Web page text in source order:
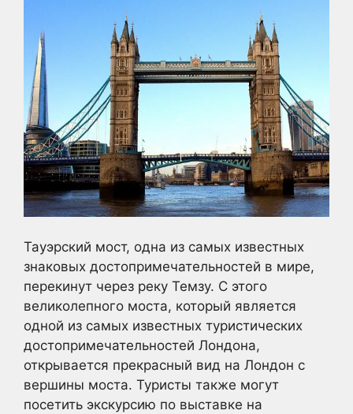
Тауэрский мост, одна из самых известных
знаковых достопримечательностей в мире,
перекинут через реку Темзу. С этого
великолепного моста, который является
одной из самых известных туристических
достопримечательностей Лондона,
открывается прекрасный вид на Лондон с
вершины моста. Туристы также могут
посетить экскурсию по выставке на